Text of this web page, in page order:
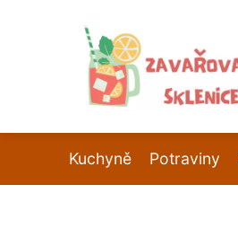
Kuchyně Potraviny